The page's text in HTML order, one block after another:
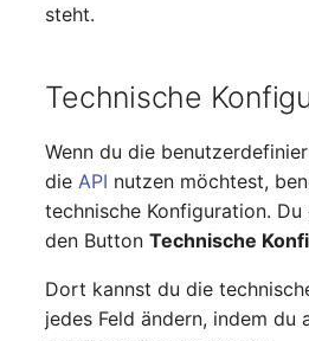
steht.
Technische
Wenn du die
die API nutzen möchtest,
technische Konfiguration.
den ButtonTechnische
Dort kannst du die
jedes Feld ändern, indem du